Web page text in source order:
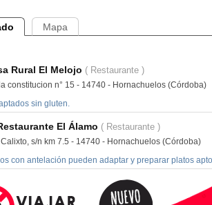
Mapa
Rural El Melojo ( Restaurante )
constitucion n° 15 - 14740 - Hornachuelos (Córdoba)
sin gluten.
El Álamo ( Restaurante )
s/n km 7.5 - 14740 - Hornachuelos (Córdoba)
con antelación pueden adaptar y preparar platos